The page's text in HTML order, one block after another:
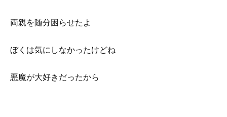
両親を随分困らせたよ
ぼくは気にしなかったけどね
悪魔が大好きだったから